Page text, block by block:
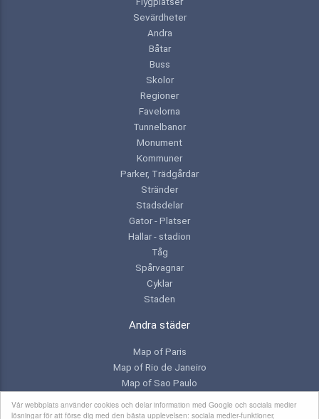
Vår webbplats använder cookies och delar information med Google och sociala medier
lösningar för att förse dig med den bästa upplevelsen: sociala medier-funktioner,
Sevärdheter
Andra
Båtar
Buss
Skolor
Regioner
Favelorna
Tunnelbanor
Monument
Kommuner
Parker, Trädgårdar
Stränder
Stadsdelar
Gator - Platser
Hallar - stadion
Tåg
Spårvagnar
Cyklar
Staden
Andra städer
Map of Paris
Map of Rio de Janeiro
Map of Sao Paulo